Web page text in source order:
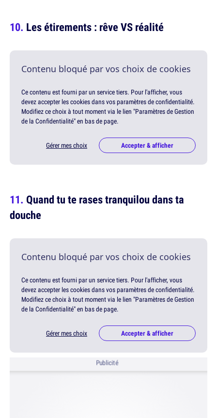
Les étirements : rêve VS réalité
Contenu bloqué par vos choix de cookies
Ce contenu est fourni par un service tiers. Pour l'afficher, vous
devez accepter les cookies dans vos paramètres de confidentialité.
Modifiez ce choix à tout moment via le lien "Paramètres de Gestion
de la Confidentialité" en bas de page.
Gérer mes choix Accepter & afficher
Quand tu te rases tranquilou dans ta
douche
Contenu bloqué par vos choix de cookies
Ce contenu est fourni par un service tiers. Pour l'afficher, vous
devez accepter les cookies dans vos paramètres de confidentialité.
Modifiez ce choix à tout moment via le lien "Paramètres de Gestion
de la Confidentialité" en bas de page.
Gérer mes choix Accepter & afficher
Publicité